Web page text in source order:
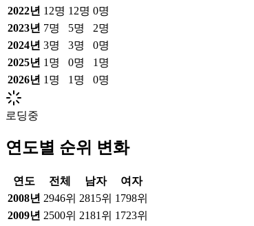
2022년 12명 12명 0명
2023년 7명 5명 2명
2024년 3명 3명 0명
2025년 1 명 0명 1 명
2026년 1 명 1 명 0명
로딩중
연도별 순위 변화
연도 전체 남자
여자
2008년 2946위 2815위 1798위
2009년 2500위 2181위 1723위